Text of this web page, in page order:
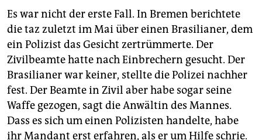
Es war nicht der erste Fall. In Bremen berichtete
die taz zuletzt im Mai über einen Brasilianer, dem
ein Polizist das Gesicht zertrümmerte. Der
Zivilbeamte hatte nach Einbrechern gesucht. Der
Brasilianer war keiner, stellte die Polizei nachher
fest. Der Beamte in Zivil aber habe sogar seine
Waffe gezogen, sagt die Anwältin des Mannes.
Dass es sich um einen Polizisten handelte, habe
ihr Mandant erst erfahren, als er um Hilfe schrie.